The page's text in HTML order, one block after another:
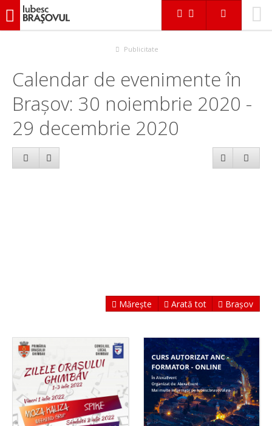
iubescbraşovul.ro
Publicitate
Calendar de evenimente în
Brașov: 30 noiembrie 2020 -
29 decembrie 2020
Mărește Arată tot Brașov